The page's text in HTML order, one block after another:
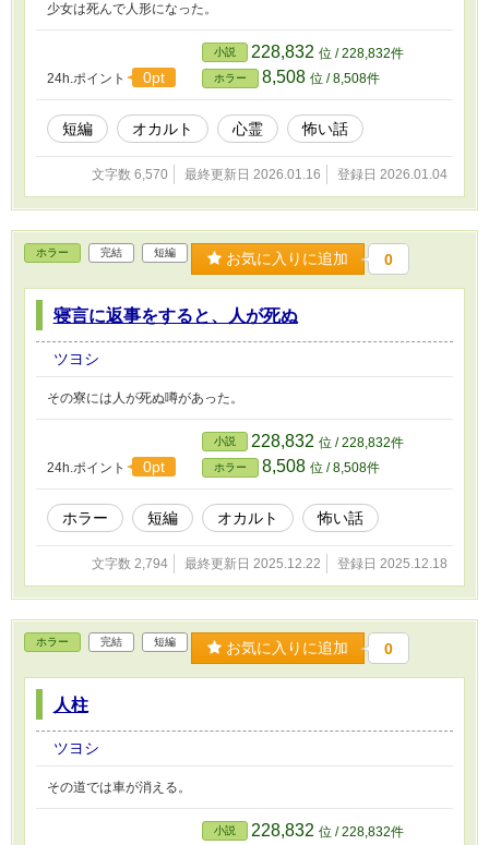
少女は死んで人形になった。
24h.ポイント 0pt
小説 228,832 位 / 228,832件
ホラー 8,508 位 / 8,508件
短編 オカルト 心霊 怖い話
文字数 6,570 最終更新日 2026.01.16 登録日 2026.01.04
ホラー 完結 短編 お気に入りに追加 0
寝言に返事をすると、人が死ぬ
ツヨシ
その寮には人が死ぬ噂があった。
24h.ポイント 0pt
小説 228,832 位 / 228,832件
ホラー 8,508 位 / 8,508件
ホラー 短編 オカルト 怖い話
文字数 2,794 最終更新日 2025.12.22 登録日 2025.12.18
ホラー 完結 短編 お気に入りに追加 0
人柱
ツヨシ
その道では車が消える。
小説 228,832 位 / 228,832件